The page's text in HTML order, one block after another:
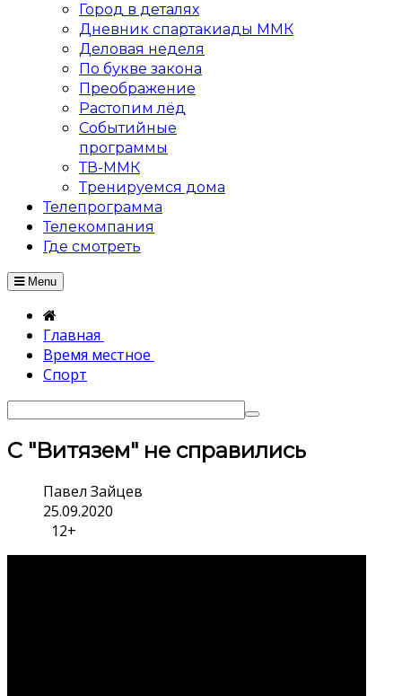
Город в деталях
Дневник спартакиады ММК
Деловая неделя
По букве закона
Преображение
Растопим лёд
Событийные
программы
ТВ-ММК
Тренируемся дома
Телепрограмма
Телекомпания
Где смотреть
Menu
Главная
Время местное
Спорт
С "Витязем" не справились
Павел Зайцев
25.09.2020
12+